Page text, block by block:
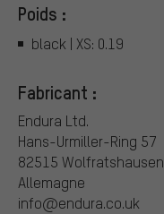
Poids :
black | XS: 0.19
Fabricant :
Endura Ltd.
Hans-Urmiller-Ring 57
82515 Wolfratshausen
Allemagne
info@endura.co.uk